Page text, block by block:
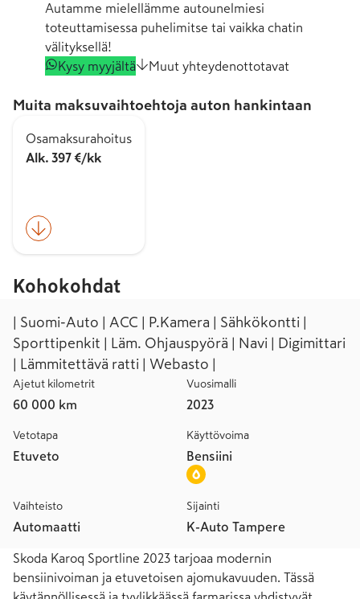
Autamme mielellämme autounelmiesi
toteuttamisessa puhelimitse tai vaikka chatin
välityksellä!
Kysy myyjältä
Muut yhteydenottotavat
Muita maksuvaihtoehtoja auton hankintaan
Osamaksurahoitus
Alk. 397 €/kk
Kohokohdat
| Suomi-Auto | ACC | P.Kamera | Sähkökontti |
Sporttipenkit | Läm. Ohjauspyörä | Navi | Digimittari
| Lämmitettävä ratti | Webasto |
Ajetut kilometrit
60 000 km
Vuosimalli
2023
Vetotapa
Etuveto
Käyttövoima
Bensiini
Vaihteisto
Automaatti
Sijainti
K-Auto Tampere
Skoda Karoq Sportline 2023 tarjoaa modernin
bensiinivoiman ja etuvetoisen ajomukavuuden. Tässä